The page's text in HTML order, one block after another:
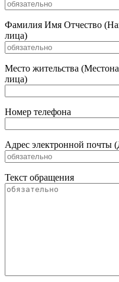
Фамилия Имя Отчество
лица)
Место жительства
лица)
Номер телефона
Адрес электронной почты
Текст обращения